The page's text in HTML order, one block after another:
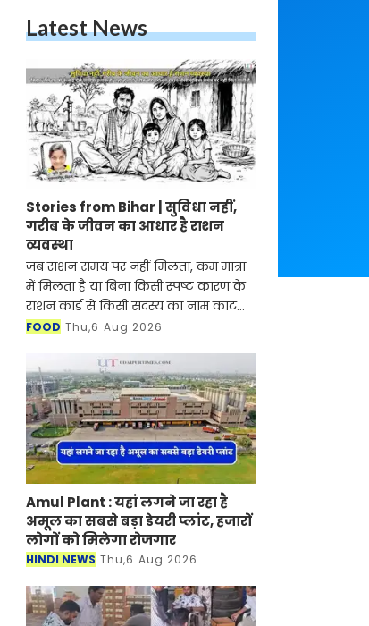
Latest News
Stories from Bihar | सुविधा नहीं,
गरीब के जीवन का आधार है राशन
व्यवस्था
जब राशन समय पर नहीं मिलता, कम मात्रा
में मिलता है या बिना किसी स्पष्ट कारण के
राशन कार्ड से किसी सदस्य का नाम काट
दिया जाता है, तब इसका सबसे बड़ा असर उन
भरप
FOOD Thu,6 Aug 2026
Amul Plant : यहां लगने जा रहा है
अमूल का सबसे बड़ा डेयरी प्लांट, हजारों
लोगों को मिलेगा रोजगार
HINDI NEWS Thu,6 Aug 2026